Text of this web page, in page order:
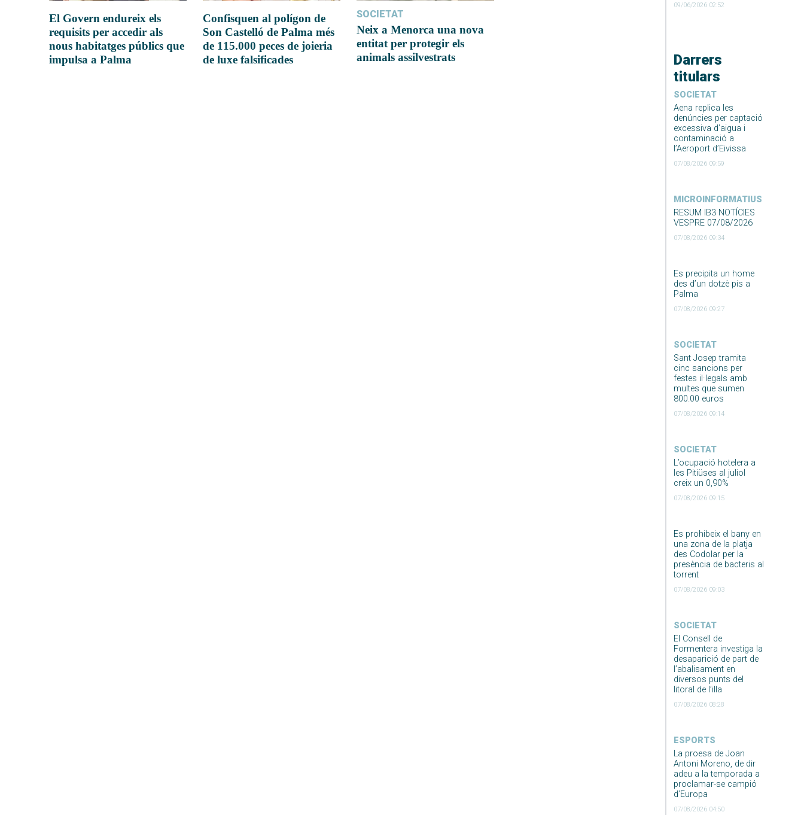
09/06/2026 02:52
Darrers
titulars
SOCIETAT
Aena replica les
denúncies per captació
excessiva d’aigua i
contaminació a
l’Aeroport d’Eivissa
07/08/2026 09:59
MICROINFORMATIUS
RESUM IB3 NOTÍCIES
VESPRE 07/08/2026
07/08/2026 09:34
Es precipita un home
des d’un dotzè pis a
Palma
07/08/2026 09:27
SOCIETAT
Sant Josep tramita
cinc sancions per
festes il·legals amb
multes que sumen
800.00 euros
07/08/2026 09:14
SOCIETAT
L’ocupació hotelera a
les Pitiüses al juliol
creix un 0,90%
07/08/2026 09:15
Es prohibeix el bany en
una zona de la platja
des Codolar per la
presència de bacteris al
torrent
07/08/2026 09:03
SOCIETAT
El Consell de
Formentera investiga la
desaparició de part de
l’abalisament en
diversos punts del
litoral de l’illa
07/08/2026 08:28
ESPORTS
La proesa de Joan
Antoni Moreno, de dir
adeu a la temporada a
proclamar-se campió
d’Europa
07/08/2026 04:50
El Govern endureix els
requisits per accedir als
nous habitatges públics que
impulsa a Palma
Confisquen al polígon de
Son Castelló de Palma més
de 115.000 peces de joieria
de luxe falsificades
SOCIETAT
Neix a Menorca una nova
entitat per protegir els
animals assilvestrats